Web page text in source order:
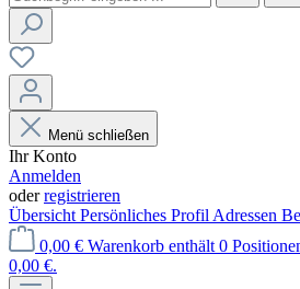
Menü schließen
Ihr Konto
Anmelden
oderregistrieren
Übersicht Persönliches Profil Adressen
0,00 € Warenkorb enthält 0
0,00 €.